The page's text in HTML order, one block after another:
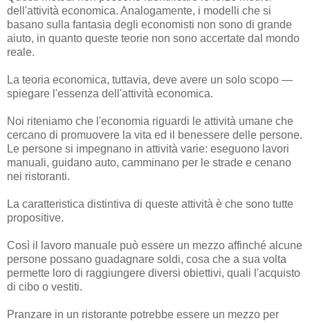
dell'attività economica. Analogamente, i modelli che si
basano sulla fantasia degli economisti non sono di grande
aiuto, in quanto queste teorie non sono accertate dal mondo
reale.
La teoria economica, tuttavia, deve avere un solo scopo —
spiegare l'essenza dell'attività economica.
Noi riteniamo che l'economia riguardi le attività umane che
cercano di promuovere la vita ed il benessere delle persone.
Le persone si impegnano in attività varie: eseguono lavori
manuali, guidano auto, camminano per le strade e cenano
nei ristoranti.
La caratteristica distintiva di queste attività è che sono tutte
propositive.
Così il lavoro manuale può essere un mezzo affinché alcune
persone possano guadagnare soldi, cosa che a sua volta
permette loro di raggiungere diversi obiettivi, quali l'acquisto
di cibo o vestiti.
Pranzare in un ristorante potrebbe essere un mezzo per